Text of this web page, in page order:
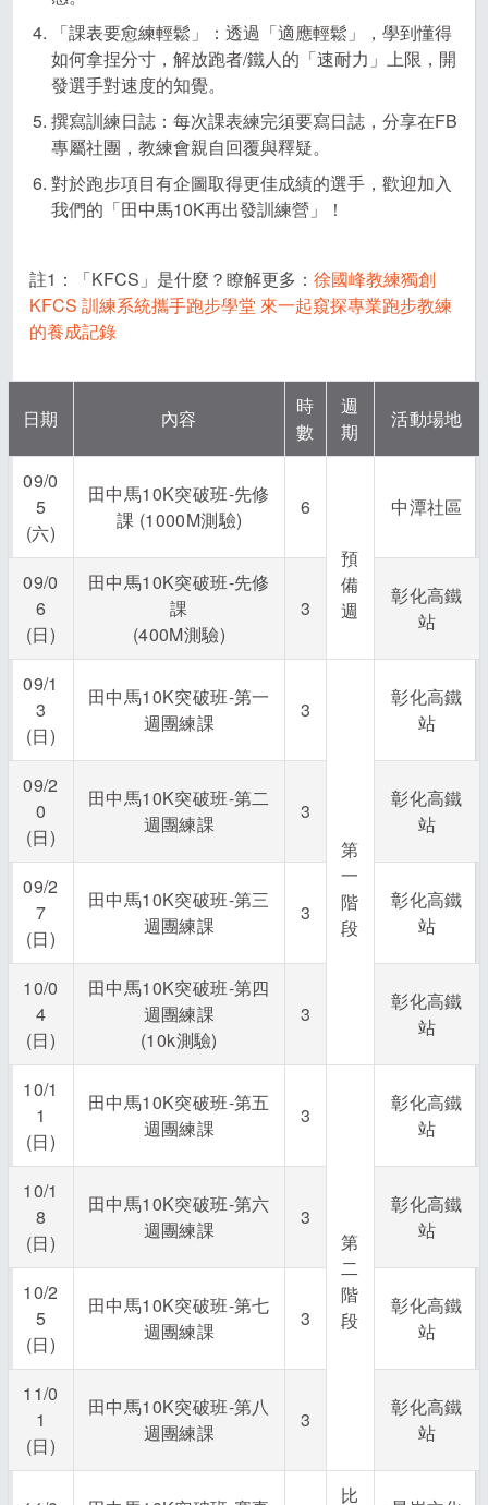
「課表要愈練輕鬆」：透過「適應輕鬆」，學到懂得
如何拿捏分寸，解放跑者/鐵人的「速耐力」上限，開
發選手對速度的知覺。
撰寫訓練日誌：每次課表練完須要寫日誌，分享在FB
專屬社團，教練會親自回覆與釋疑。
對於跑步項目有企圖取得更佳成績的選手，歡迎加入
我們的「田中馬10K再出發訓練營」！
註1：「KFCS」是什麼？瞭解更多： 徐國峰教練獨創
KFCS 訓練系統攜手跑步學堂 來一起窺探專業跑步教練
的養成記錄
日期 內容
時
數
週
期
活動場地
09/0
5
(六)
田中馬10K突破班-先修
課 (1000M測驗)
6
預
備
週
中潭社區
09/0
6
(日)
田中馬10K突破班-先修
課
(400M測驗)
3
彰化高鐵
站
09/1
3
(日)
田中馬10K突破班-第一
週團練課
3
第
一
階
段
彰化高鐵
站
09/2
0
(日)
田中馬10K突破班-第二
週團練課
3
彰化高鐵
站
09/2
7
(日)
田中馬10K突破班-第三
週團練課
3
彰化高鐵
站
10/0
4
(日)
田中馬10K突破班-第四
週團練課
(10k測驗)
3
彰化高鐵
站
10/1
1
(日)
田中馬10K突破班-第五
週團練課
3
第
二
階
段
彰化高鐵
站
10/1
8
(日)
田中馬10K突破班-第六
週團練課
3
彰化高鐵
站
10/2
5
(日)
田中馬10K突破班-第七
週團練課
3
彰化高鐵
站
11/0
1
(日)
田中馬10K突破班-第八
週團練課
3
彰化高鐵
站
比